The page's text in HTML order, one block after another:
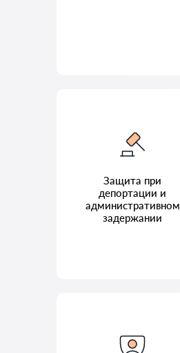
Защита при
депортации и
административном
задержании